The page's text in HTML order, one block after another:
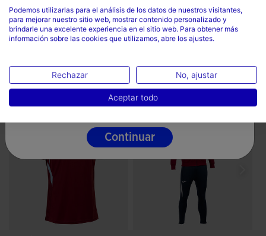
No limpiar en seco
Completa el look
País
España
Idioma
Español
Continuar
Podemos utilizarlas para el análisis de los datos de nuestros visitantes,
para mejorar nuestro sitio web, mostrar contenido personalizado y
brindarle una excelente experiencia en el sitio web. Para obtener más
información sobre las cookies que utilizamos, abre los ajustes.
Rechazar No, ajustar
Aceptar todo